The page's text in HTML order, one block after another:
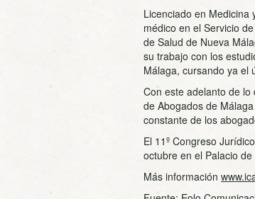
Licenciado en Medicina
médico en el Servicio
de Salud de Nueva
su trabajo con los
Málaga, cursando ya el
Con este adelanto de
de Abogados de
constante de los
El 11º Congreso
octubre en el Palacio
Más información